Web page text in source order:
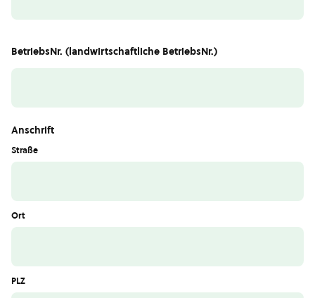
BetriebsNr. (landwirtschaftliche BetriebsNr.)
Anschrift
Straße
Ort
PLZ